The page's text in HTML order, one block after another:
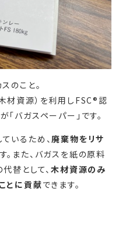
のこと。
材資源）を利用しFSC®認
バガスペーパー」です。
いるため、廃棄物をリサ
また、バガスを紙の原料
替として、木材資源のみ
とに貢献できます。